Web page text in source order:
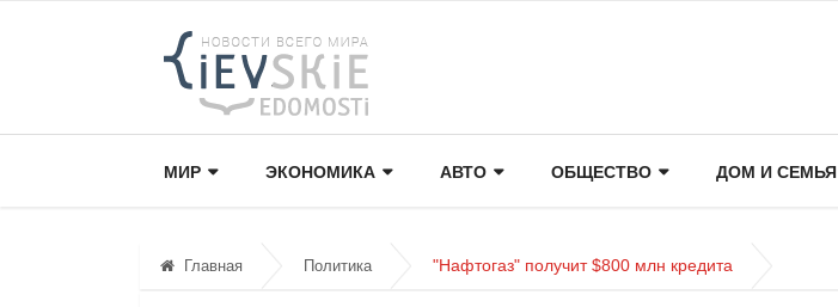
МИР ЭКОНОМИКА АВТО ОБЩЕСТВО ДОМ И СЕМЬЯ
Главная Политика "Нафтогаз" получит $800 млн кредита